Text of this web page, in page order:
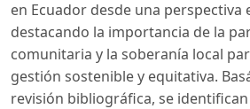
en Ecuador desde una perspectiva
destacando la importancia de la
comunitaria y la soberanía local
gestión sostenible y equitativa.
revisión bibliográfica, se